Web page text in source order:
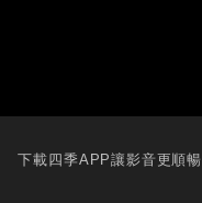
下載四季APP讓影音更順暢